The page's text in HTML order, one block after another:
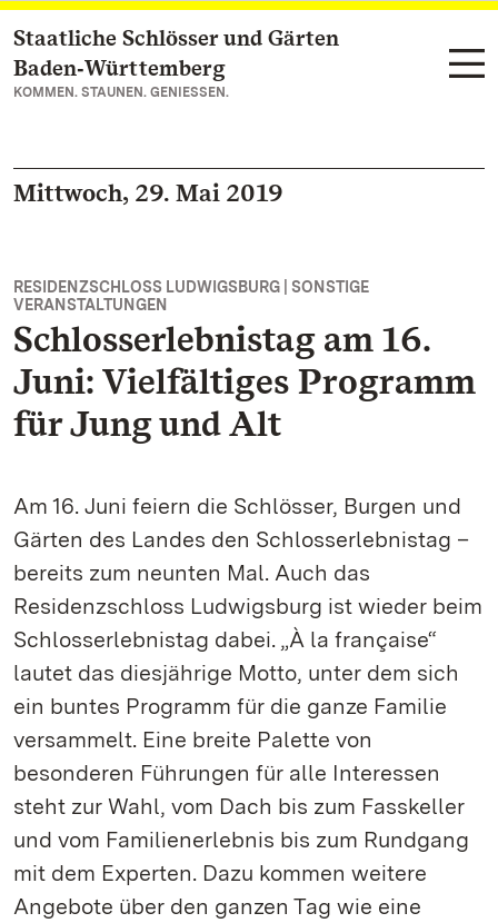
Zum Hauptinhalt springen
Staatliche Schlösser und Gärten
Baden‑Württemberg
KOMMEN. STAUNEN. GENIESSEN.
Mittwoch, 29. Mai 2019
RESIDENZSCHLOSS LUDWIGSBURG | SONSTIGE
VERANSTALTUNGEN
Schlosserlebnistag am 16.
Juni: Vielfältiges Programm
für Jung und Alt
Am 16. Juni feiern die Schlösser, Burgen und
Gärten des Landes den Schlosserlebnistag –
bereits zum neunten Mal. Auch das
Residenzschloss Ludwigsburg ist wieder beim
Schlosserlebnistag dabei. „À la française“
lautet das diesjährige Motto, unter dem sich
ein buntes Programm für die ganze Familie
versammelt. Eine breite Palette von
besonderen Führungen für alle Interessen
steht zur Wahl, vom Dach bis zum Fasskeller
und vom Familienerlebnis bis zum Rundgang
mit dem Experten. Dazu kommen weitere
Angebote über den ganzen Tag wie eine